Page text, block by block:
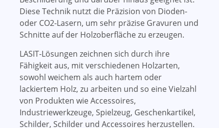
Diese Technik nutzt die Präzision von Dioden-
oder CO2-Lasern, um sehr präzise Gravuren und
Schnitte auf der Holzoberfläche zu erzeugen.
LASIT-Lösungen zeichnen sich durch ihre
Fähigkeit aus, mit verschiedenen Holzarten,
sowohl weichem als auch hartem oder
lackiertem Holz, zu arbeiten und so eine Vielzahl
von Produkten wie Accessoires,
Industriewerkzeuge, Spielzeug, Geschenkartikel,
Schilder, Schilder und Accessoires herzustellen.